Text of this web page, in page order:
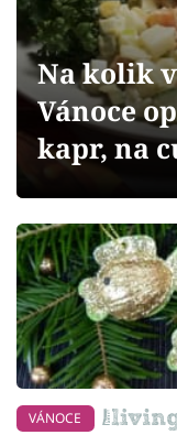
Přihlášení
Sledujte nás
Na kolik
Vánoce
kapr, na
VÁNOCE